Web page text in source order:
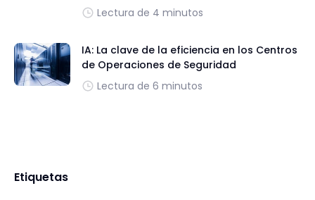
Lectura de 4 minutos
IA: La clave de la eficiencia en los Centros
de Operaciones de Seguridad
Lectura de 6 minutos
Etiquetas